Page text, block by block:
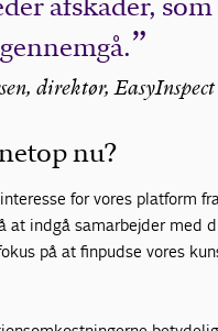
af skader,
direktør, EasyInspect
nu?
for vores platform
at indgå samarbejder med
på at finpudse vores